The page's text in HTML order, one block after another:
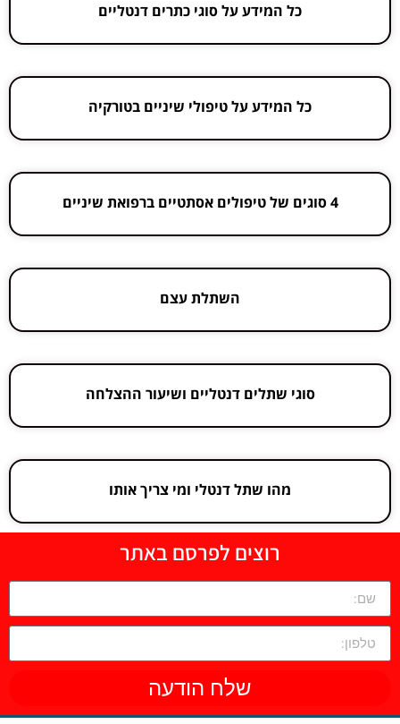
כל המידע על סוגי כתרים דנטליים
כל המידע על טיפולי שיניים בטורקיה
4 סוגים של טיפולים אסתטיים ברפואת שיניים
השתלת עצם
סוגי שתלים דנטליים ושיעור ההצלחה
מהו שתל דנטלי ומי צריך אותו
רוצים לפרסם באתר
שלח הודעה